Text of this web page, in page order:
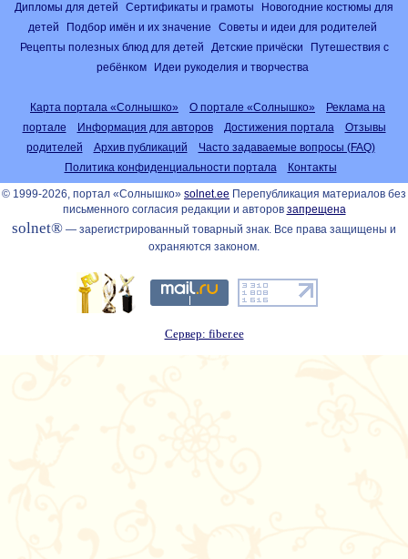
Дипломы для детей
Сертификаты и грамоты
Новогодние костюмы для
детей
Подбор имён и их значение
Советы и идеи для родителей
Рецепты полезных блюд для детей
Детские причёски
Путешествия с
ребёнком
Идеи рукоделия и творчества
Карта портала «Солнышко» О портале «Солнышко»
Реклама на
портале
Информация для авторов Достижения портала
Отзывы
родителей
Архив публикаций
Часто задаваемые вопросы (FAQ)
Политика конфиденциальности портала
Контакты
© 1999-2026, портал «Солнышко» solnet.ee Перепубликация материалов без
письменного согласия редакции и авторов запрещена
solnet® — зарегистрированный товарный знак. Все права защищены и
охраняются законом.
Сервер: fiber.ee